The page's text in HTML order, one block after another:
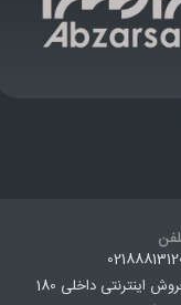
اینترنتی داخلی 180